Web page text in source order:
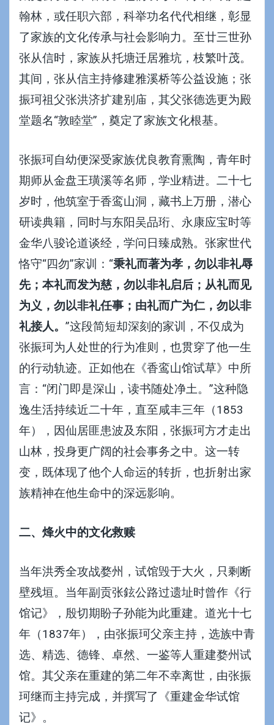
翰林，或任职六部，科举功名代代相继，彰显
了家族的文化传承与社会影响力。至廿三世孙
张从信时，家族从托塘迁居雅坑，枝繁叶茂。
其间，张从信主持修建雅溪桥等公益设施；张
振珂祖父张洪济扩建别庙，其父张德选更为殿
堂题名“敦睦堂”，奠定了家族文化根基。
张振珂自幼便深受家族优良教育熏陶，青年时
期师从金盘王璜溪等名师，学业精进。二十七
岁时，他筑室于香鸾山洞，藏书上万册，潜心
研读典籍，同时与东阳吴品珩、永康应宝时等
金华八骏论道谈经，学问日臻成熟。张家世代
恪守“四勿”家训：“秉礼而著为孝，勿以非礼辱
先；本礼而发为慈，勿以非礼启后；从礼而见
为义，勿以非礼任事；由礼而广为仁，勿以非
礼接人。 ”这段简短却深刻的家训，不仅成为
张振珂为人处世的行为准则，也贯穿了他一生
的行动轨迹。正如他在《香鸾山馆试草》中所
言：“闭门即是深山，读书随处净土。”这种隐
逸生活持续近二十年，直至咸丰三年（1853
年），因仙居匪患波及东阳，张振珂方才走出
山林，投身更广阔的社会事务之中。这一转
变，既体现了他个人命运的转折，也折射出家
族精神在他生命中的深远影响。
二、烽火中的文化救赎
当年洪秀全攻战婺州，试馆毁于大火，只剩断
壁残垣。当年副贡张鉉公路过遗址时曾作《行
馆记》，殷切期盼子孙能为此重建。道光十七
年（1837年），由张振珂父亲主持，选族中青
选、精选、德锋、卓然、一鉴等人重建婺州试
馆。其父亲在重建的第二年不幸离世，由张振
珂继而主持完成，并撰写了《重建金华试馆
记》。